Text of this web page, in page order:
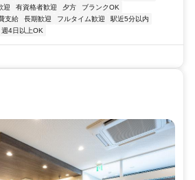
迎 有資格者歓迎 夕方
ブランクOK
支給 長期歓迎 フルタイム歓迎
駅近5分以内
週4日以上OK